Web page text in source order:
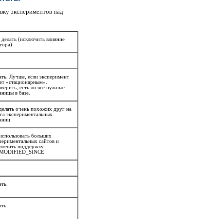
экспериментов над
(исключить влияние
Лучше, если эксперимент
«стационарным».
есть ли все нужные
в базе.
очень похожих друг на
экспериментальных
больших
сайтов и
поддержку